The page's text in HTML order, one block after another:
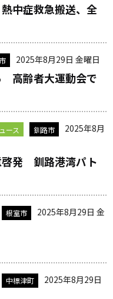
中症救急搬送、全
2025年8月29日 金曜日
高齢者大運動会で
ース 釧路市
2025年8月
啓発 釧路港湾パト
根室市
2025年8月29日 金
中標津町
2025年8月29日